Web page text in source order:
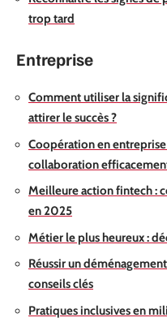
trop tard
Entreprise
Comment utiliser la
attirer le succès ?
Coopération en
collaboration
Meilleure action fintech :
en 2025
Métier le plus heureux :
Réussir un
conseils clés
Pratiques inclusives en